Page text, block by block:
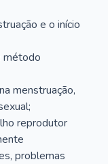
e o início
método
menstruação,
reprodutor
problemas